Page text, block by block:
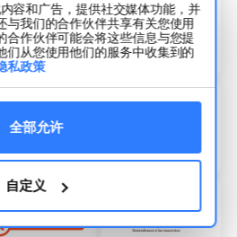
容和广告，提供社交媒体功能，并
与我们的合作伙伴共享有关您使用
合作伙伴可能会将这些信息与您提
们从您使用他们的服务中收集到的
私政策
全部允许
自定义